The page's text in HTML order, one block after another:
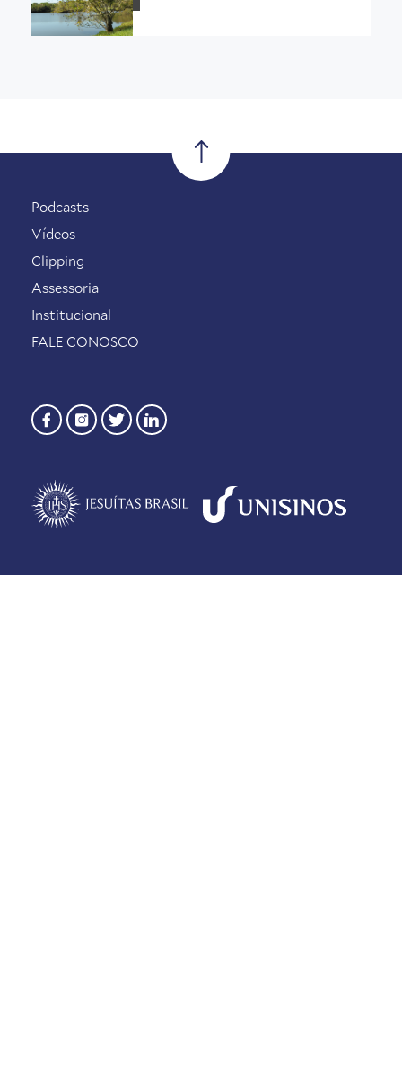
Podcasts
Vídeos
Clipping
Assessoria
Institucional
FALE CONOSCO